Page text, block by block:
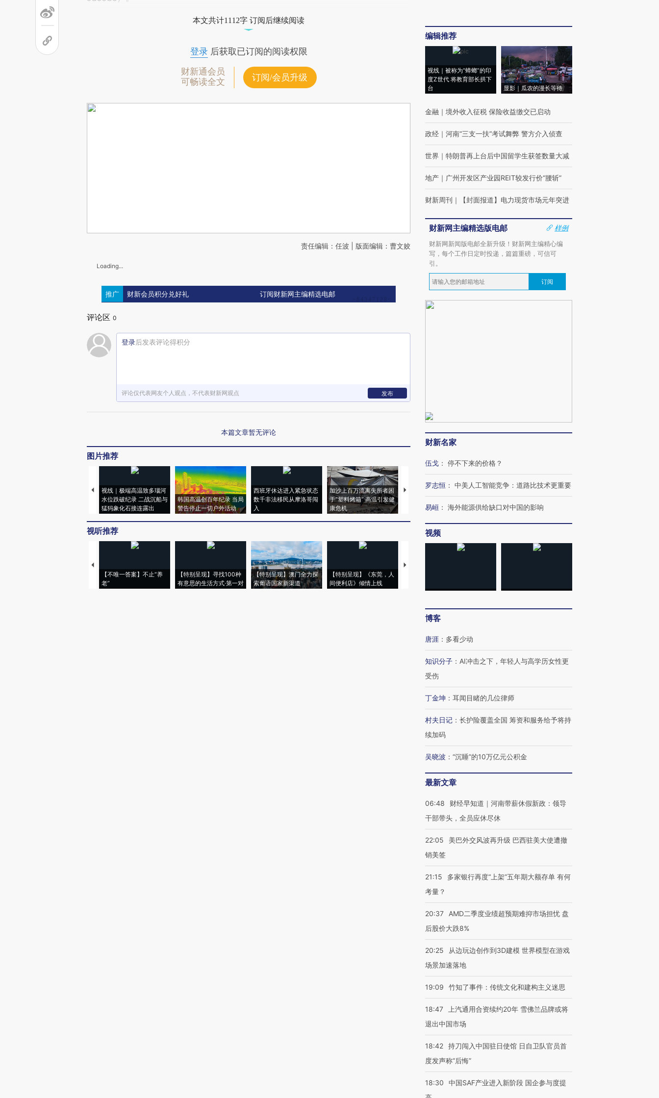
本文共计1112字 订阅后继续阅读
登录后获取已订阅的阅读权限
财新通会员
可畅读全文
订阅/会员升级
责任编辑：任波 | 版面编辑：曹文姣
Loading...
推广 财新会员积分兑好礼 订阅财新网主编精选电邮
评论区 0
登录后发表评论得积分
评论仅代表网友个人观点，不代表财新网观点 发布
本篇文章暂无评论
图片推荐
视线｜极端高温致多瑙河
水位跌破纪录 二战沉船与
猛犸象化石接连露出
韩国高温创百年纪录 当局
警告停止一切户外活动
西班牙休达进入紧急状态
数千非法移民从摩洛哥闯
入
加沙上百万流离失所者困
于“塑料烤箱” 高温引发健
康危机
马航飞行员跨国走私7万
要防空导弹“救急”
视听推荐
【不唯一答案】不止“养
老”
【特别呈现】寻找100种
有意思的生活方式·第一对
【特别呈现】澳门全力探
索葡语国家新渠道
【特别呈现】《东莞，人
间便利店》倾情上线
【推广】走进第四届链博
编辑推荐
视线｜被称为“蟑螂”的印
度Z世代 将教育部长拱下
台
显影｜瓜农的漫长等待
金融 ｜ 境外收入征税 保险收益缴交已启动
政经 ｜ 河南“三支一扶”考试舞弊 警方介入侦查
世界 ｜ 特朗普再上台后中国留学生获签数量大减
地产 ｜ 广州开发区产业园REIT较发行价“腰斩”
财新周刊 ｜ 【封面报道】电力现货市场元年突进
财新网主编精选版电邮
样例
财新网新闻版电邮全新升级！财新网主编精心编
写，每个工作日定时投递，篇篇重磅，可信可
引。
订阅
财新名家
伍戈 ： 停不下来的价格？
罗志恒 ： 中美人工智能竞争：道路比技术更重要
易峘 ： 海外能源供给缺口对中国的影响
视频
博客
唐涯 ： 多看少动
知识分子 ： AI冲击之下，年轻人与高学历女性更
受伤
丁金坤 ： 耳闻目睹的几位律师
村夫日记 ： 长护险覆盖全国 筹资和服务给予将持
续加码
吴晓波 ： “沉睡”的10万亿元公积金
最新文章
06:48
财经早知道｜河南带薪休假新政：领导
干部带头，全员应休尽休
22:05
美巴外交风波再升级 巴西驻美大使遭撤
销美签
21:15
多家银行再度“上架”五年期大额存单 有何
考量？
20:37
AMD二季度业绩超预期难抑市场担忧 盘
后股价大跌8%
20:25
从边玩边创作到3D建模 世界模型在游戏
场景加速落地
19:09 竹知了事件：传统文化和建构主义迷思
18:47
上汽通用合资续约20年 雪佛兰品牌或将
退出中国市场
18:42 持刀闯入中国驻日使馆 日自卫队官员首
度发声称“后悔”
18:30
中国SAF产业进入新阶段 国企参与度提